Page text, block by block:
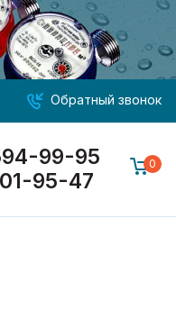
Обратный звонок
99-95
95-47
0